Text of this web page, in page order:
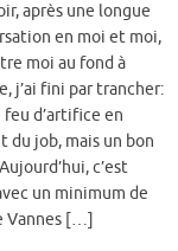
après une longue
en moi et moi,
moi au fond à
j’ai fini par trancher:
feu d’artifice en
du job, mais un bon
c’est
un minimum de
Vannes […]